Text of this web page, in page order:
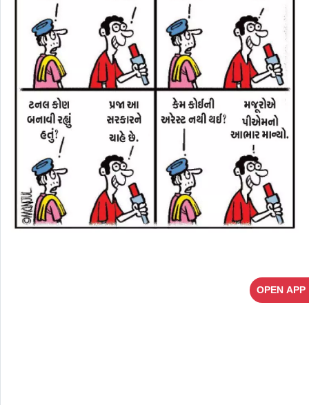
OPEN APP